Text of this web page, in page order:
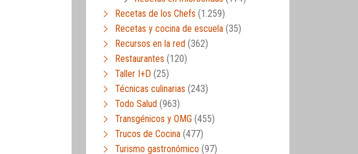
Recetas de los Chefs (1.259)
Recetas y cocina de escuela (35)
Recursos en la red (362)
Restaurantes (120)
Taller I+D (25)
Técnicas culinarias (243)
Todo Salud (963)
Transgénicos y OMG (455)
Trucos de Cocina (477)
Turismo gastronómico (97)